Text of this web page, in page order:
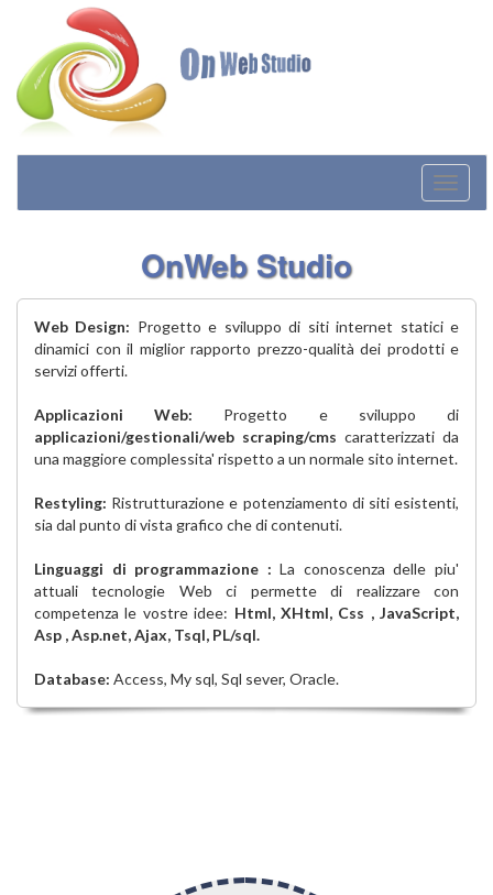
OnWeb Studio
Web Design: Progetto e sviluppo di siti internet statici e
dinamici con il miglior rapporto prezzo-qualità dei prodotti e
servizi offerti.
Applicazioni Web: Progetto e sviluppo di
applicazioni/gestionali/web scraping/cms caratterizzati da
una maggiore complessita' rispetto a un normale sito internet.
Restyling: Ristrutturazione e potenziamento di siti esistenti,
sia dal punto di vista grafico che di contenuti.
Linguaggi di programmazione : La conoscenza delle piu'
attuali tecnologie Web ci permette di realizzare con
competenza le vostre idee: Html, XHtml, Css , JavaScript,
Asp , Asp.net, Ajax, Tsql, PL/sql.
Database: Access, My sql, Sql sever, Oracle.